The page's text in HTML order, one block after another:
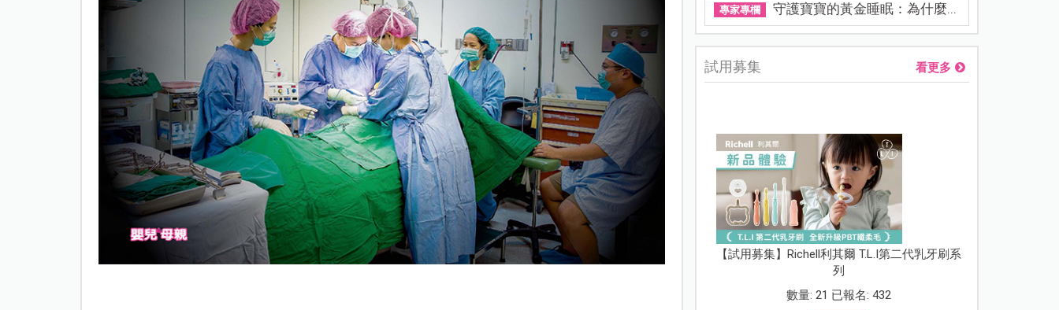
專家專欄 守護寶寶的黃金睡眠：為什麼...
試用募集 看更多
【試用募集】Richell利其爾 T.L.I第二代乳牙刷系
列
數量: 21 已報名: 432